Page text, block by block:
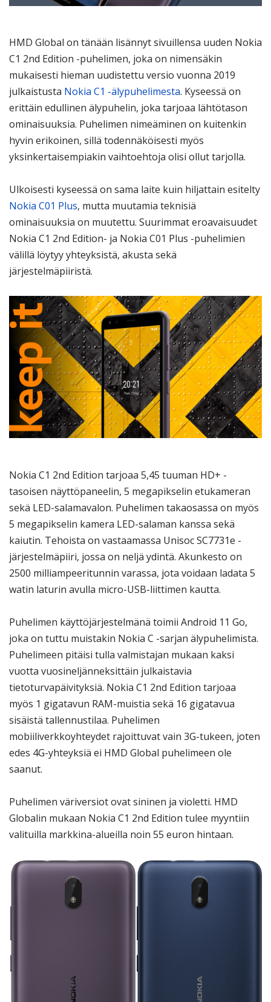
HMD Global on tänään lisännyt sivuillensa uuden Nokia
C1 2nd Edition -puhelimen, joka on nimensäkin
mukaisesti hieman uudistettu versio vuonna 2019
julkaistusta Nokia C1 -älypuhelimesta. Kyseessä on
erittäin edullinen älypuhelin, joka tarjoaa lähtötason
ominaisuuksia. Puhelimen nimeäminen on kuitenkin
hyvin erikoinen, sillä todennäköisesti myös
yksinkertaisempiakin vaihtoehtoja olisi ollut tarjolla.
Ulkoisesti kyseessä on sama laite kuin hiljattain esitelty
Nokia C01 Plus, mutta muutamia teknisiä
ominaisuuksia on muutettu. Suurimmat eroavaisuudet
Nokia C1 2nd Edition- ja Nokia C01 Plus -puhelimien
välillä löytyy yhteyksistä, akusta sekä
järjestelmäpiiristä.
Nokia C1 2nd Edition tarjoaa 5,45 tuuman HD+ -
tasoisen näyttöpaneelin, 5 megapikselin etukameran
sekä LED-salamavalon. Puhelimen takaosassa on myös
5 megapikselin kamera LED-salaman kanssa sekä
kaiutin. Tehoista on vastaamassa Unisoc SC7731e -
järjestelmäpiiri, jossa on neljä ydintä. Akunkesto on
2500 milliampeeritunnin varassa, jota voidaan ladata 5
watin laturin avulla micro-USB-liittimen kautta.
Puhelimen käyttöjärjestelmänä toimii Android 11 Go,
joka on tuttu muistakin Nokia C -sarjan älypuhelimista.
Puhelimeen pitäisi tulla valmistajan mukaan kaksi
vuotta vuosineljänneksittäin julkaistavia
tietoturvapäivityksiä. Nokia C1 2nd Edition tarjoaa
myös 1 gigatavun RAM-muistia sekä 16 gigatavua
sisäistä tallennustilaa. Puhelimen
mobiiliverkkoyhteydet rajoittuvat vain 3G-tukeen, joten
edes 4G-yhteyksiä ei HMD Global puhelimeen ole
saanut.
Puhelimen väriversiot ovat sininen ja violetti. HMD
Globalin mukaan Nokia C1 2nd Edition tulee myyntiin
valituilla markkina-alueilla noin 55 euron hintaan.